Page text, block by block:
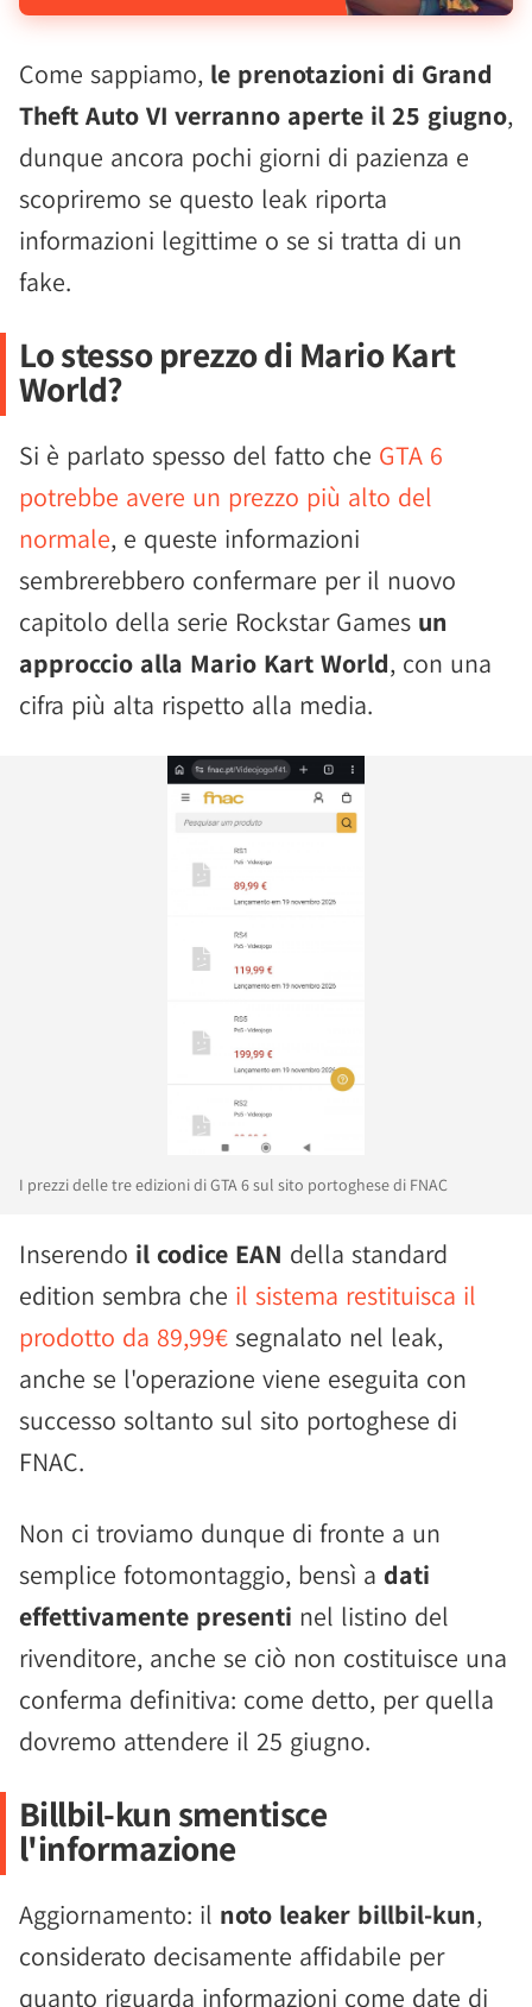
Come sappiamo, le prenotazioni di Grand
Theft Auto VI verranno aperte il 25 giugno,
dunque ancora pochi giorni di pazienza e
scopriremo se questo leak riporta
informazioni legittime o se si tratta di un
fake.
Lo stesso prezzo di Mario Kart
World?
Si è parlato spesso del fatto che GTA 6
potrebbe avere un prezzo più alto del
normale, e queste informazioni
sembrerebbero confermare per il nuovo
capitolo della serie Rockstar Games un
approccio alla Mario Kart World, con una
cifra più alta rispetto alla media.
I prezzi delle tre edizioni di GTA 6 sul sito portoghese di FNAC
Inserendo il codice EAN della standard
edition sembra che il sistema restituisca il
prodotto da 89,99€ segnalato nel leak,
anche se l'operazione viene eseguita con
successo soltanto sul sito portoghese di
FNAC.
Non ci troviamo dunque di fronte a un
semplice fotomontaggio, bensì a dati
effettivamente presenti nel listino del
rivenditore, anche se ciò non costituisce una
conferma definitiva: come detto, per quella
dovremo attendere il 25 giugno.
Billbil-kun smentisce
l'informazione
Aggiornamento: il noto leaker billbil-kun,
considerato decisamente affidabile per
quanto riguarda informazioni come date di